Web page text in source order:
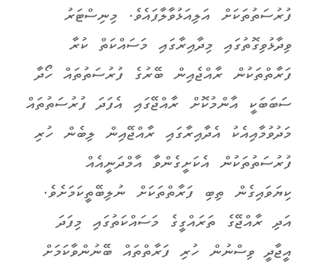
ފުރުސަތުތަކަށް އަލިއަޅުވާލާފައެވެ. މިނިސްޓަރު
ވިދާޅުވިގޮތުގައި މިދާއިރާގައި މަސައްކަތް ކުރާ
ފަރާތްތަކުން ރާއްޖެއިން ބޭރުގެ ފުރުސަތުތައް ހޯދާ
ސަބަބަކީ އާންމުކޮށް ރާއްޖޭގައި އެފަދަ ފުރުސަތުތައް
މަދުވުމާއިއެކު އެދާއިރާގައި ރާއްޖޭއިން ލިބެން ހުރި
ފުރުސަތުތަކުން އެކަށީގެންވާ އާމްދަނީއެއް
ކިޔަވައިގެން ތިބި ފަރާތްތަކަށް ނުލިބޭތީކަމަށެވެ.
އަދި ރާއްޖޭގެ ތަރައްގީގެ މަސައްކަތުގައި މިފަދަ
އީޖާދީ ވިސްނުން ހުރި ފަރާތްތައް ބޭނުންވާކަމަށް